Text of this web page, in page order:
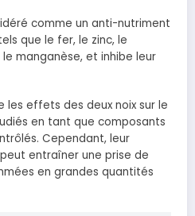
comme un anti-nutriment
que le fer, le zinc, le
manganèse, et inhibe leur
les effets des deux noix sur le
en tant que composants
Cependant, leur
entraîner une prise de
en grandes quantités